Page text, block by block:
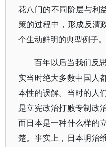
花八门的不同阶层与利
策的过程中，形成反清
个生动鲜明的典型例子。
百年以后当我们反
实当时绝大多数中国人
本性的误解。当时的人
是立宪政治打败专制政
而日本是一种什么样的
楚。事实上，日本明治